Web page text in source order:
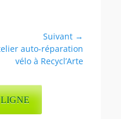
Suivant →
:
auto-réparation
vélo à Recycl’Arte